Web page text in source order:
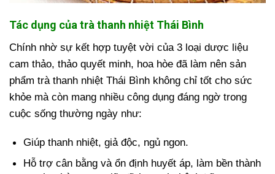
Tác dụng của trà thanh nhiệt Thái Bình
Chính nhờ sự kết hợp tuyệt vời của 3 loại dược liệu
cam thảo, thảo quyết minh, hoa hòe đã làm nên sản
phẩm trà thanh nhiệt Thái Bình không chỉ tốt cho sức
khỏe mà còn mang nhiều công dụng đáng ngờ trong
cuộc sống thường ngày như:
Giúp thanh nhiệt, giả độc, ngủ ngon.
Hỗ trợ cân bằng và ổn định huyết áp, làm bền thành